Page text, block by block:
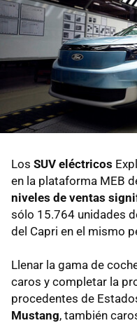
Los SUV eléctricos
en la plataforma MEB
niveles de ventas
sólo 15.764 unidades
del Capri en el mismo
Llenar la gama de
caros y completar la
procedentes de
Mustang, también